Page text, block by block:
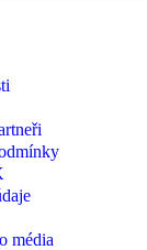
média